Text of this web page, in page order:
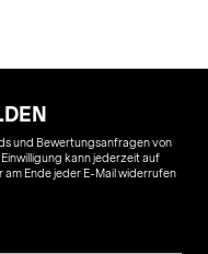
und Bewertungsanfragen von
kann jederzeit auf
am Ende jeder E-Mail widerrufen